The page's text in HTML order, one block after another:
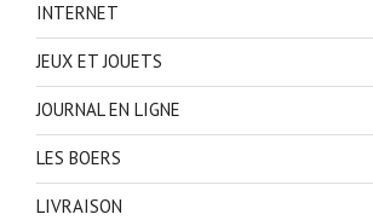
INTERNET
JEUX ET JOUETS
JOURNAL EN LIGNE
LES BOERS
LIVRAISON